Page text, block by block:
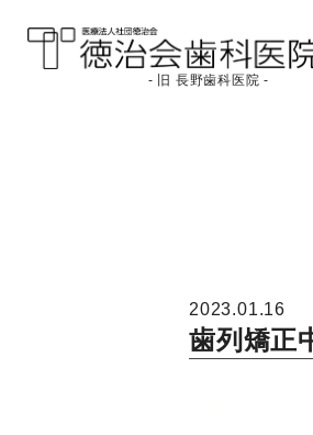
医療法人社団徳治
- 旧 長野歯科医院 -
2023.01.16
歯列矯正